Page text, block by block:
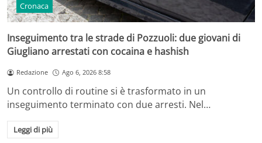
Cronaca
Inseguimento tra le strade di Pozzuoli: due giovani di
Giugliano arrestati con cocaina e hashish
Redazione Ago 6, 2026 8:58
Un controllo di routine si è trasformato in un
inseguimento terminato con due arresti. Nel…
Leggi di più